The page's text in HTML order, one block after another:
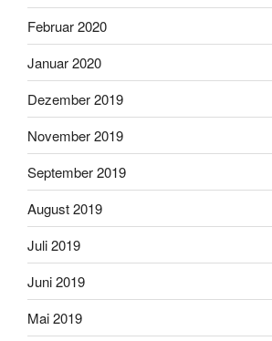
Februar 2020
Januar 2020
Dezember 2019
November 2019
September 2019
August 2019
Juli 2019
Juni 2019
Mai 2019